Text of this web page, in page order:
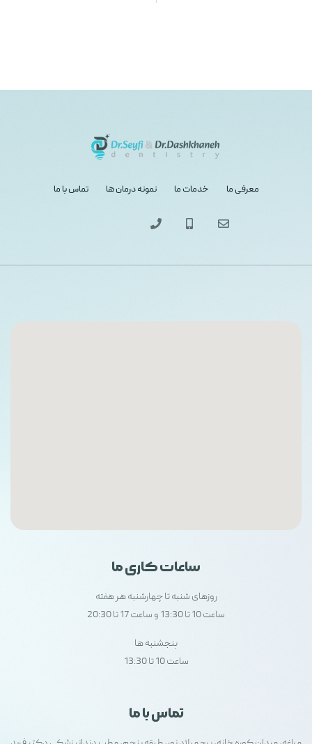
تماس با ما نمونه درمان ها خدمات ما معرفی ما
ساعات کاری ما
روزهای شنبه تا چهارشنبه هر هفته
ساعت 10 تا 13:30 و ساعت 17 تا 20:30
پنجشنبه ها
ساعت 10 تا 13:30
تماس با ما